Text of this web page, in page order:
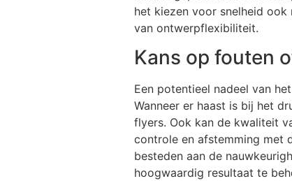
het kiezen voor snelheid
van ontwerpflexibiliteit.
Kans op fouten
Een potentieel nadeel van
Wanneer er haast is bij het
flyers. Ook kan de kwaliteit
controle en afstemming met
besteden aan de
hoogwaardig resultaat te